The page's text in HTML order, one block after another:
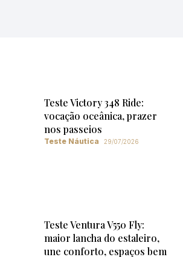
Teste Victory 348 Ride:
vocação oceânica, prazer
nos passeios
Teste Náutica 29/07/2026
Teste Ventura V550 Fly:
maior lancha do estaleiro,
une conforto, espaços bem